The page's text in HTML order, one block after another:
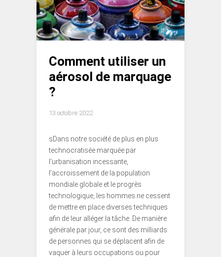
Comment utiliser un
aérosol de marquage
?
13 octobre 2022
sDans notre société de plus en plus
technocratisée marquée par
l’urbanisation incessante,
l’accroissement de la population
mondiale globale et le progrès
technologique, les hommes ne cessent
de mettre en place diverses techniques
afin de leur alléger la tâche. De manière
générale par jour, ce sont des milliards
de personnes qui se déplacent afin de
vaquer à leurs occupations ou pour